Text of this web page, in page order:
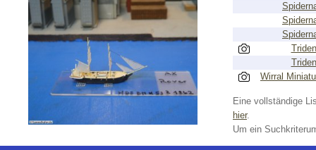
Wirral
Eine vollständige
hier.
Um ein